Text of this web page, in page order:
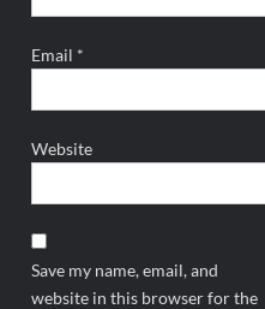
Email *
Website
Save my name, email, and
website in this browser for the